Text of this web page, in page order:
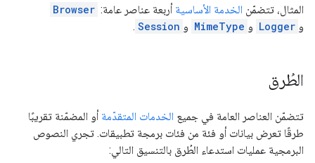
المثال، تتضمّن الخدمة الأساسية أربعة عناصر عامة: Browser
و Logger و MimeType و Session
.
الطُرق
تتضمّن العناصر العامة في جميع الخدمات المتقدّمة أو المضمّنة تقريبًا
طرقًا تعرض بيانات أو فئة من فئات برمجة تطبيقات. تجري النصوص
البرمجية عمليات استدعاء الطُرق بالتنسيق التالي: